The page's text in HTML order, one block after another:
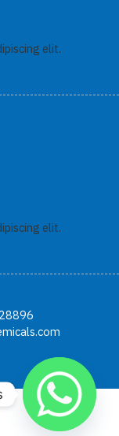
elit.
elit.